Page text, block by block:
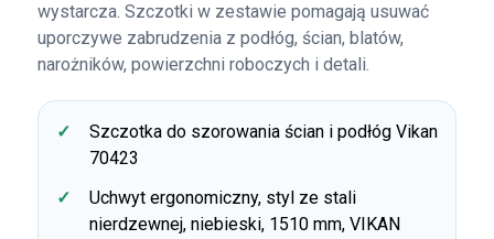
wystarcza. Szczotki w zestawie pomagają usuwać
uporczywe zabrudzenia z podłóg, ścian, blatów,
narożników, powierzchni roboczych i detali.
Szczotka do szorowania ścian i podłóg Vikan
70423
Uchwyt ergonomiczny, styl ze stali
nierdzewnej, niebieski, 1510 mm, VIKAN